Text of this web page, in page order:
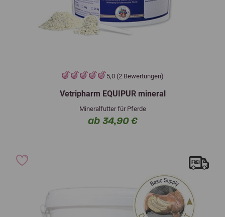
5,0 (2 Bewertungen)
Vetripharm EQUIPUR mineral
Mineralfutter für Pferde
ab 34,90 €